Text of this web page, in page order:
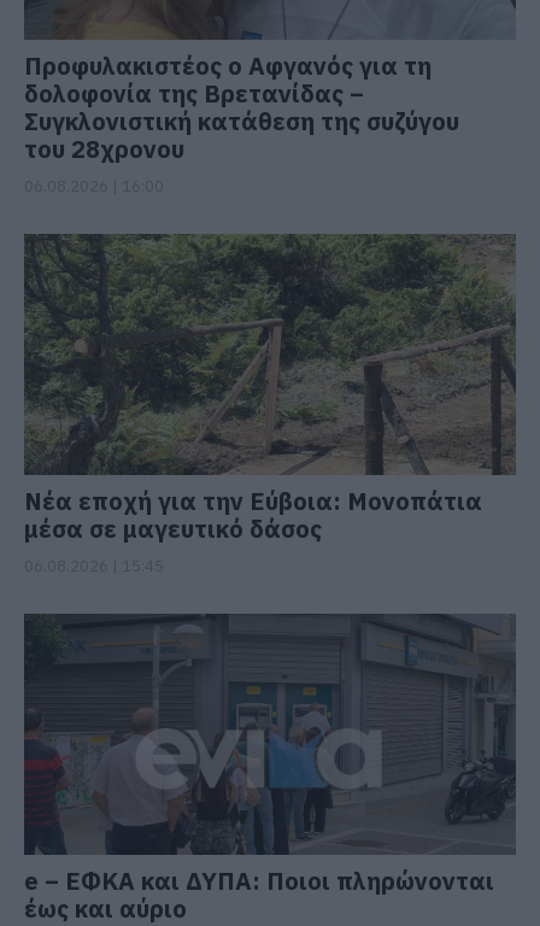
Προφυλακιστέος ο Αφγανός για τη
δολοφονία της Βρετανίδας –
Συγκλονιστική κατάθεση της συζύγου
του 28χρονου
Νέα εποχή για την Εύβοια: Μονοπάτια
μέσα σε μαγευτικό δάσος
e – ΕΦΚΑ και ΔΥΠΑ: Ποιοι πληρώνονται
έως και αύριο